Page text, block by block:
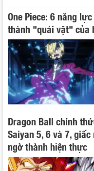
One Piece: 6 năng
thành "quái vật" của
Dragon Ball chính
Saiyan 5, 6 và 7,
ngờ thành hiện thực